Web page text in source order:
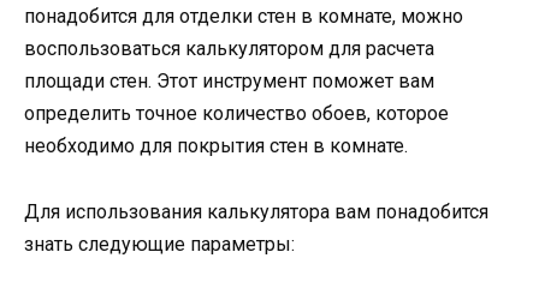
понадобится для отделки стен в комнате, можно
воспользоваться калькулятором для расчета
площади стен. Этот инструмент поможет вам
определить точное количество обоев, которое
необходимо для покрытия стен в комнате.
Для использования калькулятора вам понадобится
знать следующие параметры: